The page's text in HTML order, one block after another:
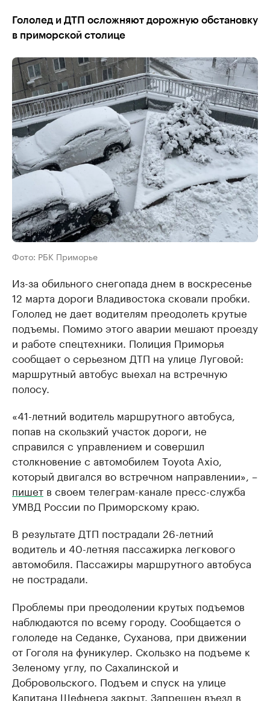
Гололед и ДТП осложняют дорожную обстановку
в приморской столице
Фото: РБК Приморье
Из-за обильного снегопада днем в воскресенье
12 марта дороги Владивостока сковали пробки.
Гололед не дает водителям преодолеть крутые
подъемы. Помимо этого аварии мешают проезду
и работе спецтехники. Полиция Приморья
сообщает о серьезном ДТП на улице Луговой:
маршрутный автобус выехал на встречную
полосу.
«41-летний водитель маршрутного автобуса,
попав на скользкий участок дороги, не
справился с управлением и совершил
столкновение с автомобилем Toyota Axio,
который двигался во встречном направлении», –
пишет в своем телеграм-канале пресс-служба
УМВД России по Приморскому краю.
В результате ДТП пострадали 26-летний
водитель и 40-летняя пассажирка легкового
автомобиля. Пассажиры маршрутного автобуса
не пострадали.
Проблемы при преодолении крутых подъемов
наблюдаются по всему городу. Сообщается о
гололеде на Седанке, Суханова, при движении
от Гоголя на фуникулер. Скользко на подъеме к
Зеленому углу, по Сахалинской и
Добровольского. Подъем и спуск на улице
Капитана Шефнера закрыт. Запрещен въезд в